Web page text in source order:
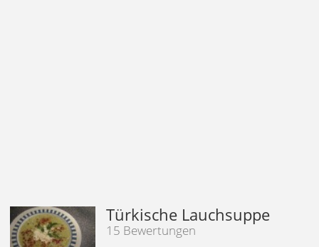
Türkische Lauchsuppe
15 Bewertungen